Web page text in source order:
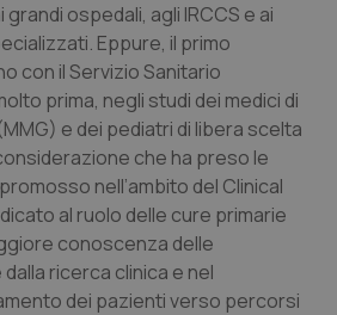
coronaropatie
ospedali, agli IRCCS e ai
Eppure, il primo
con il Servizio Sanitario
prima, negli studi dei medici di
e dei pediatri di libera scelta
che ha preso le
nell’ambito del Clinical
al ruolo delle cure primarie
conoscenza delle
ricerca clinica e nel
dei pazienti verso percorsi